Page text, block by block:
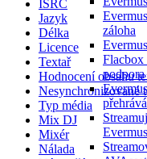
záloha
Flacbox
ISRC
Jazyk
Délka
Licence
Textař
Hodnocení obsahu
Nesynchronizované
Typ média
Mix DJ
Mixér
Nálada